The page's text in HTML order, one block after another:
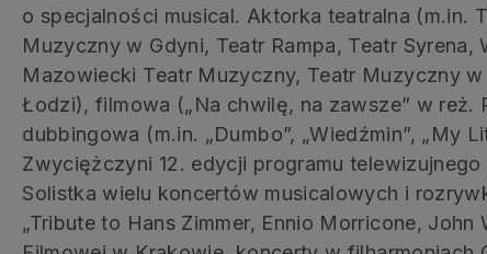
o specjalności musical. Aktorka teatralna (m.in.
Muzyczny w Gdyni, Teatr Rampa, Teatr Syrena,
Mazowiecki Teatr Muzyczny, Teatr Muzyczny
Łodzi), filmowa („Na chwilę, na zawsze” w reż.
dubbingowa (m.in. „Dumbo”, „Wiedźmin”, „My
Zwyciężczyni 12. edycji programu telewizujnego
Solistka wielu koncertów musicalowych i
„Tribute to Hans Zimmer, Ennio Morricone, John